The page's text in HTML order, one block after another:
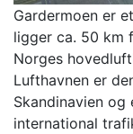
Gardermoen er
ligger ca. 50 km
Norges
Lufthavnen er
Skandinavien
international